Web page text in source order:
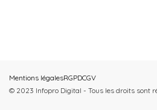
Mentions légalesRGPDCGV
© 2023 Infopro Digital - Tous les droits sont